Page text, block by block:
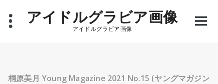
アイドルグラビア画像
アイドルグラビア画像
桐原美月 Young Magazine 2021 No.15 (ヤングマガジン